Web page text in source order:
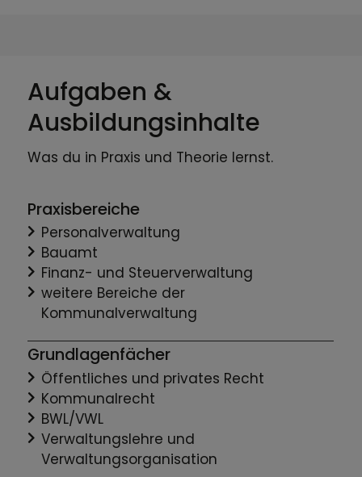
Aufgaben &
Ausbildungsinhalte
Was du in Praxis und Theorie lernst.
Praxisbereiche
Personalverwaltung
Bauamt
Finanz- und Steuerverwaltung
weitere Bereiche der
Kommunalverwaltung
Grundlagenfächer
Öffentliches und privates Recht
Kommunalrecht
BWL/VWL
Verwaltungslehre und
Verwaltungsorganisation